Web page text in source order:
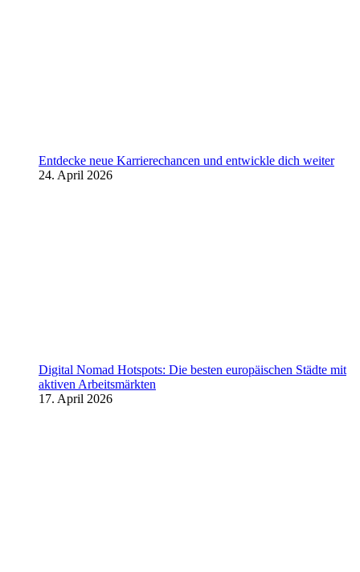
Entdecke neue Karrierechancen und entwickle dich weiter
24. April 2026
Digital Nomad Hotspots: Die besten europäischen Städte mit
aktiven Arbeitsmärkten
17. April 2026